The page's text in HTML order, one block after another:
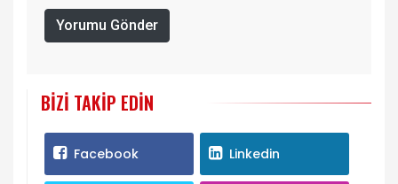
Yorumu Gönder
BIZI TAKIP EDIN
Facebook Linkedin